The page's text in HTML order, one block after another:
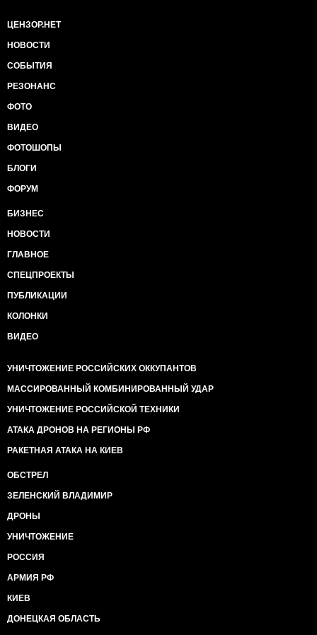
ЦЕНЗОР.НЕТ
НОВОСТИ
СОБЫТИЯ
РЕЗОНАНС
ФОТО
ВИДЕО
ФОТОШОПЫ
БЛОГИ
ФОРУМ
БИЗНЕС
НОВОСТИ
ГЛАВНОЕ
СПЕЦПРОЕКТЫ
ПУБЛИКАЦИИ
КОЛОНКИ
ВИДЕО
УНИЧТОЖЕНИЕ РОССИЙСКИХ ОККУПАНТОВ
МАССИРОВАННЫЙ КОМБИНИРОВАННЫЙ УДАР
УНИЧТОЖЕНИЕ РОССИЙСКОЙ ТЕХНИКИ
АТАКА ДРОНОВ НА РЕГИОНЫ РФ
РАКЕТНАЯ АТАКА НА КИЕВ
ОБСТРЕЛ
ЗЕЛЕНСКИЙ ВЛАДИМИР
ДРОНЫ
УНИЧТОЖЕНИЕ
РОССИЯ
АРМИЯ РФ
КИЕВ
ДОНЕЦКАЯ ОБЛАСТЬ